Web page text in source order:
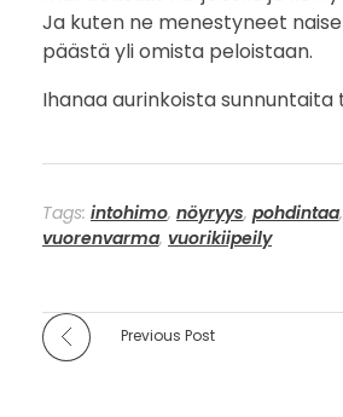
Ja kuten ne menestyneet
päästä yli omista peloistaan.
Ihanaa aurinkoista sunnuntaita
Tags: intohimo, nöyryys, pohdintaa,
vuorenvarma, vuorikiipeily
Previous Post